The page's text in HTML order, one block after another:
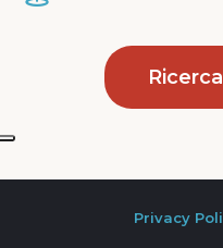
Privacy